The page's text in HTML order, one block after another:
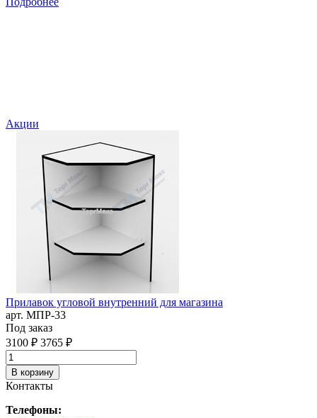
Акции
Прилавок угловой внутренний для магазина
арт. MПР-33
Под заказ
3100 ₽ 3765 ₽
В корзину
Контакты
Телефоны: